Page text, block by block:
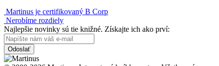
Martinus je certifikovaný B Corp
Nerobíme rozdiely
Najlepšie novinky sú tie knižné. Získajte ich ako prví:
Odoslať